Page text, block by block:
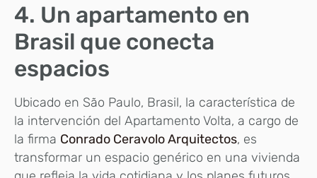
4. Un apartamento en
Brasil que conecta
espacios
Ubicado en São Paulo, Brasil, la característica de
la intervención del Apartamento Volta, a cargo de
la firma Conrado Ceravolo Arquitectos, es
transformar un espacio genérico en una vivienda